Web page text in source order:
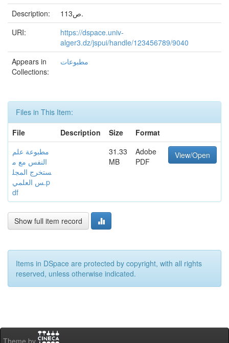
Description:
113ص.
URI:
https://dspace.univ-
alger3.dz/jspui/handle/123456789/9040
Appears in
Collections:
مطبوعات
Files in This Item:
File
Description Size
Format
مطبوعة علم
النفس مع م
ستخرج المجل
س العلمي.p
df
31.33
MB
Adobe
PDF
View/Open
Show full item record
Items in DSpace are protected by copyright, with all rights
reserved, unless otherwise indicated.